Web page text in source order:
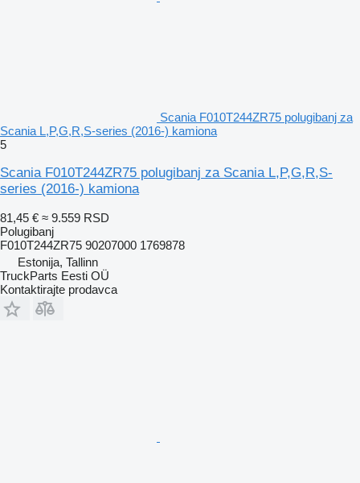
Scania F010T244ZR75 polugibanj za
Scania L,P,G,R,S-series (2016-) kamiona
5
Scania F010T244ZR75 polugibanj za Scania L,P,G,R,S-
series (2016-) kamiona
81,45 € ≈ 9.559 RSD
Polugibanj
F010T244ZR75 90207000 1769878
Estonija, Tallinn
TruckParts Eesti OÜ
Kontaktirajte prodavca